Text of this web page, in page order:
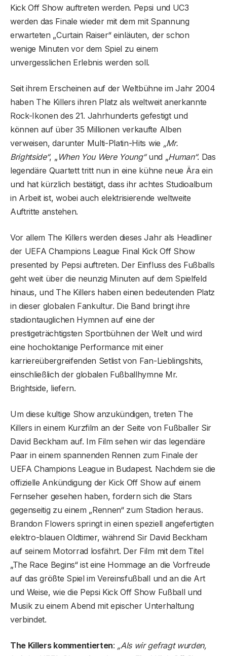
Kick Off Show auftreten werden. Pepsi und UC3
werden das Finale wieder mit dem mit Spannung
erwarteten „Curtain Raiser“ einläuten, der schon
wenige Minuten vor dem Spiel zu einem
unvergesslichen Erlebnis werden soll.
Seit ihrem Erscheinen auf der Weltbühne im Jahr 2004
haben The Killers ihren Platz als weltweit anerkannte
Rock-Ikonen des 21. Jahrhunderts gefestigt und
können auf über 35 Millionen verkaufte Alben
verweisen, darunter Multi-Platin-Hits wie „Mr.
Brightside“, „ When You Were Young“und „Human“. Das
legendäre Quartett tritt nun in eine kühne neue Ära ein
und hat kürzlich bestätigt, dass ihr achtes Studioalbum
in Arbeit ist, wobei auch elektrisierende weltweite
Auftritte anstehen.
Vor allem The Killers werden dieses Jahr als Headliner
der UEFA Champions League Final Kick Off Show
presented by Pepsi auftreten. Der Einfluss des Fußballs
geht weit über die neunzig Minuten auf dem Spielfeld
hinaus, und The Killers haben einen bedeutenden Platz
in dieser globalen Fankultur. Die Band bringt ihre
stadiontauglichen Hymnen auf eine der
prestigeträchtigsten Sportbühnen der Welt und wird
eine hochoktanige Performance mit einer
karriereübergreifenden Setlist von Fan-Lieblingshits,
einschließlich der globalen Fußballhymne Mr.
Brightside, liefern.
Um diese kultige Show anzukündigen, treten The
Killers in einem Kurzfilm an der Seite von Fußballer Sir
David Beckham auf. Im Film sehen wir das legendäre
Paar in einem spannenden Rennen zum Finale der
UEFA Champions League in Budapest. Nachdem sie die
offizielle Ankündigung der Kick Off Show auf einem
Fernseher gesehen haben, fordern sich die Stars
gegenseitig zu einem „Rennen“ zum Stadion heraus.
Brandon Flowers springt in einen speziell angefertigten
elektro-blauen Oldtimer, während Sir David Beckham
auf seinem Motorrad losfährt. Der Film mit dem Titel
„The Race Begins“ ist eine Hommage an die Vorfreude
auf das größte Spiel im Vereinsfußball und an die Art
und Weise, wie die Pepsi Kick Off Show Fußball und
Musik zu einem Abend mit epischer Unterhaltung
verbindet.
The Killers kommentierten: „Als wir gefragt wurden,